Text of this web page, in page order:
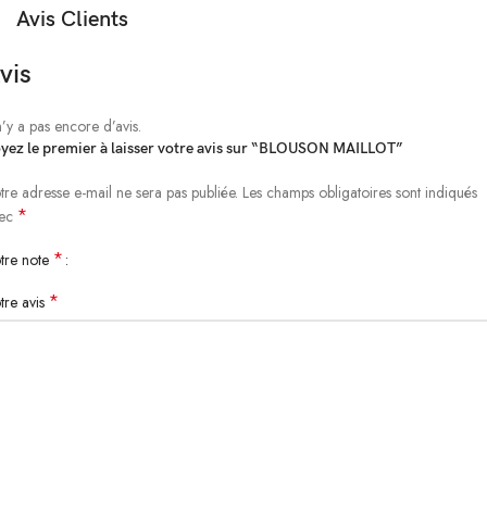
Avis Clients
a pas encore d’avis.
le premier à laisser votre avis sur “BLOUSON MAILLOT”
adresse e-mail ne sera pas publiée. Les champs obligatoires sont indiqués
*
note *
avis *